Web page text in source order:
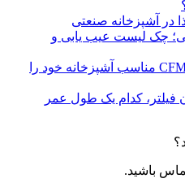
در آشپزخانه صنعتی
چک لیست عیب یابی و
قدرت مکش هود صنعتی؛ چگونه CFM مناسب آشپزخانه خود را
فیلتر، کدام یک طول عمر
باشید.